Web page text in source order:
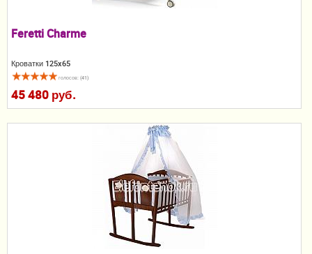
Манежи
Безопасность ребенка
Принадлежности для выписки
Сумки для мам и детей
Feretti Charme
Кроватки 125x65
голосов: (41)
45 480 руб.